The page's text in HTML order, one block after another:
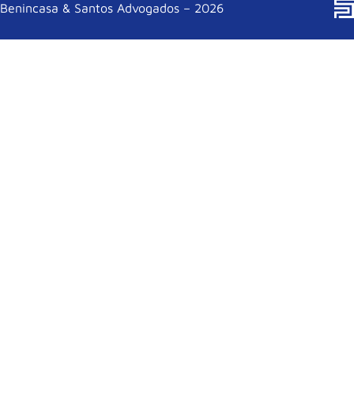
Benincasa & Santos Advogados – 2026